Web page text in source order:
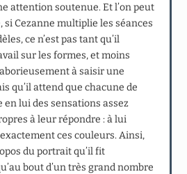
attention soutenue. Et l’on peut
si Cezanne multiplie les séances
ce n’est pas tant qu’il
sur les formes, et moins
à saisir une
qu’il attend que chacune de
lui des sensations assez
à leur répondre : à lui
ces couleurs. Ainsi,
du portrait qu’il fit
bout d’un très grand nombre